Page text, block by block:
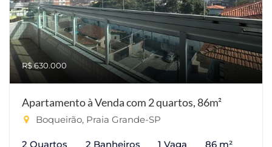
R$ 630.000
Apartamento à Venda com 2 quartos, 86m²
Boqueirão, Praia Grande-SP
2 Quartos 2 Banheiros 1 Vaga 86 m²